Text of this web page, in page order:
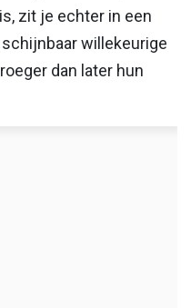
zit je echter in een
willekeurige
dan later hun